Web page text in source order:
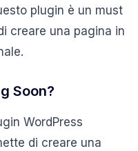
plugin è un must
creare una pagina in
Soon?
WordPress
di creare una